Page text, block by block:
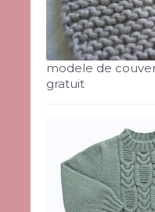
modele de
gratuit